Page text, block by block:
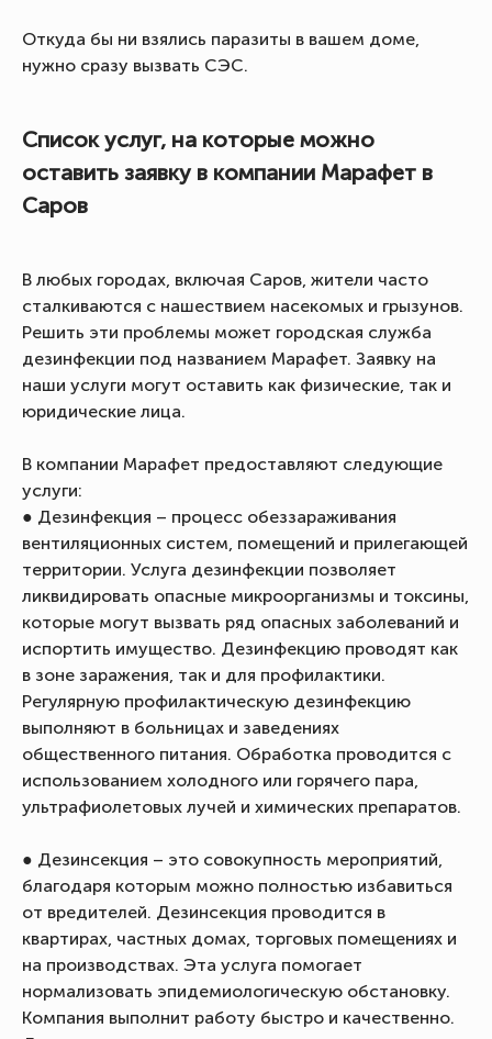
Откуда бы ни взялись паразиты в вашем доме,
нужно сразу вызвать СЭС.
Список услуг, на которые можно
оставить заявку в компании Марафет в
Саров
В любых городах, включая Саров, жители часто
сталкиваются с нашествием насекомых и грызунов.
Решить эти проблемы может городская служба
дезинфекции под названием Марафет. Заявку на
наши услуги могут оставить как физические, так и
юридические лица.
В компании Марафет предоставляют следующие
услуги:
● Дезинфекция – процесс обеззараживания
вентиляционных систем, помещений и прилегающей
территории. Услуга дезинфекции позволяет
ликвидировать опасные микроорганизмы и токсины,
которые могут вызвать ряд опасных заболеваний и
испортить имущество. Дезинфекцию проводят как
в зоне заражения, так и для профилактики.
Регулярную профилактическую дезинфекцию
выполняют в больницах и заведениях
общественного питания. Обработка проводится с
использованием холодного или горячего пара,
ультрафиолетовых лучей и химических препаратов.
● Дезинсекция – это совокупность мероприятий,
благодаря которым можно полностью избавиться
от вредителей. Дезинсекция проводится в
квартирах, частных домах, торговых помещениях и
на производствах. Эта услуга помогает
нормализовать эпидемиологическую обстановку.
Компания выполнит работу быстро и качественно.